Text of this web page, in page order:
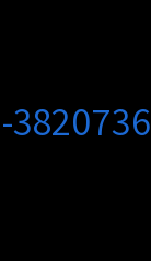
3820736